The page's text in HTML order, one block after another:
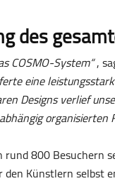
des
COSMO-System“,
eine
Designs verlief
800 Besuchern
Künstlern selbst